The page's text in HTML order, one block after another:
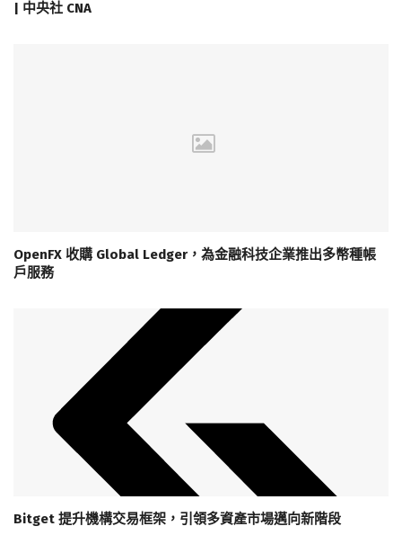
| 中央社 CNA
OpenFX 收購 Global Ledger，為金融科技企業推出多幣種帳
戶服務
Bitget 提升機構交易框架，引領多資產市場邁向新階段